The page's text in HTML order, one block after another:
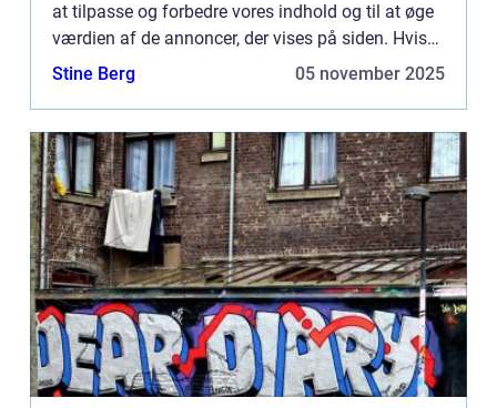
at tilpasse og forbedre vores indhold og til at øge
værdien af de annoncer, der vises på siden. Hvis
du ikke ønsker, at der indsamles oplysninger, bør
Stine Berg 05 november 2025